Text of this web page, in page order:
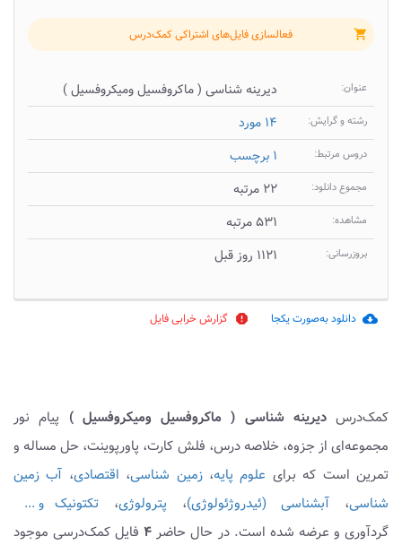
shopping_cart فعالسازی فایل‌های اشتراکی کمک‌درس
عنوان: دیرینه شناسی ( ماکروفسیل ومیکروفسیل )
رشته و گرایش: ۱۴ مورد
دروس مرتبط: ۱ برچسب
مجموع دانلود: ۲۲ مرتبه
مشاهده: ۵۳۱ مرتبه
بروزرسانی: ۱۱۲۱ روز قبل
cloud_download دانلود به‌صورت یکجا report گزارش خرابی فایل
کمک‌درسدیرینه شناسی ( ماکروفسیل ومیکروفسیل ) پیام نور
مجموعه‌ای از جزوه، خلاصه درس، فلش کارت، پاورپوینت، حل مساله و
تمرین است که برای علوم پایه،زمین شناسی، اقتصادی، آب زمین
شناسی، آبشناسی (ئیدروژئولوژی)، پترولوژی، تکتونیک و ...
گردآوری و عرضه شده است. در حال حاضر ۴فایل کمک‌درسی موجود